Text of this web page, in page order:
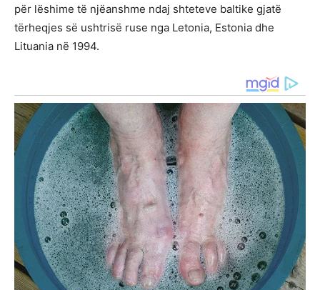
për lëshime të njëanshme ndaj shteteve baltike gjatë
tërheqjes së ushtrisë ruse nga Letonia, Estonia dhe
Lituania në 1994.